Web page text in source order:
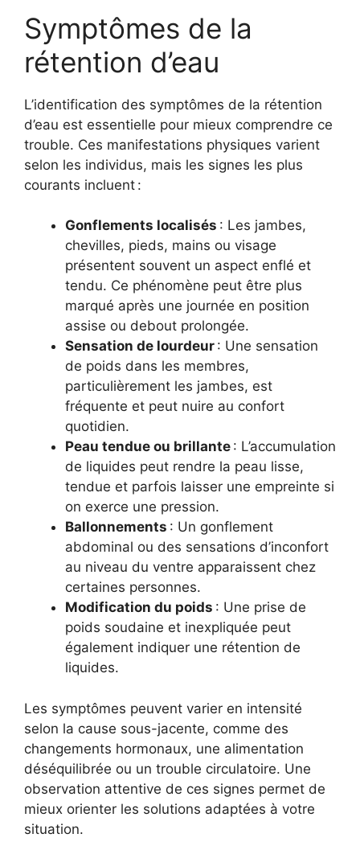
Symptômes de la
rétention d’eau
L’identification des symptômes de la rétention
d’eau est essentielle pour mieux comprendre ce
trouble. Ces manifestations physiques varient
selon les individus, mais les signes les plus
courants incluent :
Gonflements localisés : Les jambes,
chevilles, pieds, mains ou visage
présentent souvent un aspect enflé et
tendu. Ce phénomène peut être plus
marqué après une journée en position
assise ou debout prolongée.
Sensation de lourdeur : Une sensation
de poids dans les membres,
particulièrement les jambes, est
fréquente et peut nuire au confort
quotidien.
Peau tendue ou brillante : L’accumulation
de liquides peut rendre la peau lisse,
tendue et parfois laisser une empreinte si
on exerce une pression.
Ballonnements : Un gonflement
abdominal ou des sensations d’inconfort
au niveau du ventre apparaissent chez
certaines personnes.
Modification du poids : Une prise de
poids soudaine et inexpliquée peut
également indiquer une rétention de
liquides.
Les symptômes peuvent varier en intensité
selon la cause sous-jacente, comme des
changements hormonaux, une alimentation
déséquilibrée ou un trouble circulatoire. Une
observation attentive de ces signes permet de
mieux orienter les solutions adaptées à votre
situation.